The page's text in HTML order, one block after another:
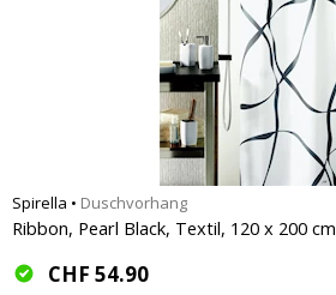
Spirella • Duschvorhang
Ribbon, Pearl Black, Textil, 120 x 200 cm
CHF 54.90